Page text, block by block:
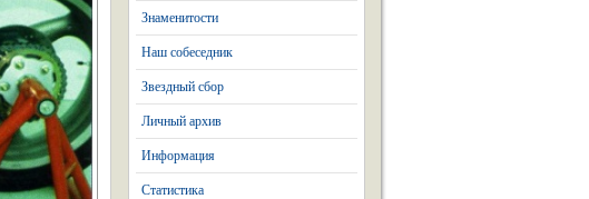
Знаменитости
Наш собеседник
Звездный сбор
Личный архив
Информация
Статистика